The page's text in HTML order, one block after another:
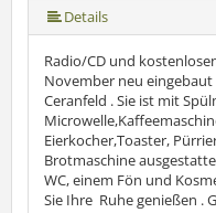
mehr (39 ) »
mehr (39 ) »
mehr (39 ) »
mehr (39 ) »
mehr (39 ) »
mehr (39 ) »
mehr (39 ) »
mehr (39 ) »
mehr (39 ) »
mehr (39 ) »
mehr (39 ) »
mehr (39 ) »
mehr (39 ) »
mehr (39 ) »
mehr (39 ) »
mehr (39 ) »
mehr (39 ) »
mehr (39 ) »
mehr (39 ) »
mehr (39 ) »
mehr (39 ) »
mehr (39 ) »
mehr (39 ) »
mehr (39 ) »
mehr (39 ) »
mehr (39 ) »
mehr (39 ) »
mehr (39 ) »
mehr (39 ) »
mehr (39 ) »
mehr (39 ) »
mehr (39 ) »
mehr (39 ) »
mehr (39 ) »
mehr (39 ) »
Details
Radio/CD und
November neu
Ceranfeld . Sie ist mit
Eierkocher,Toaster,
Brotmaschine
WC, einem Fön und
Sie Ihre Ruhe genießen .